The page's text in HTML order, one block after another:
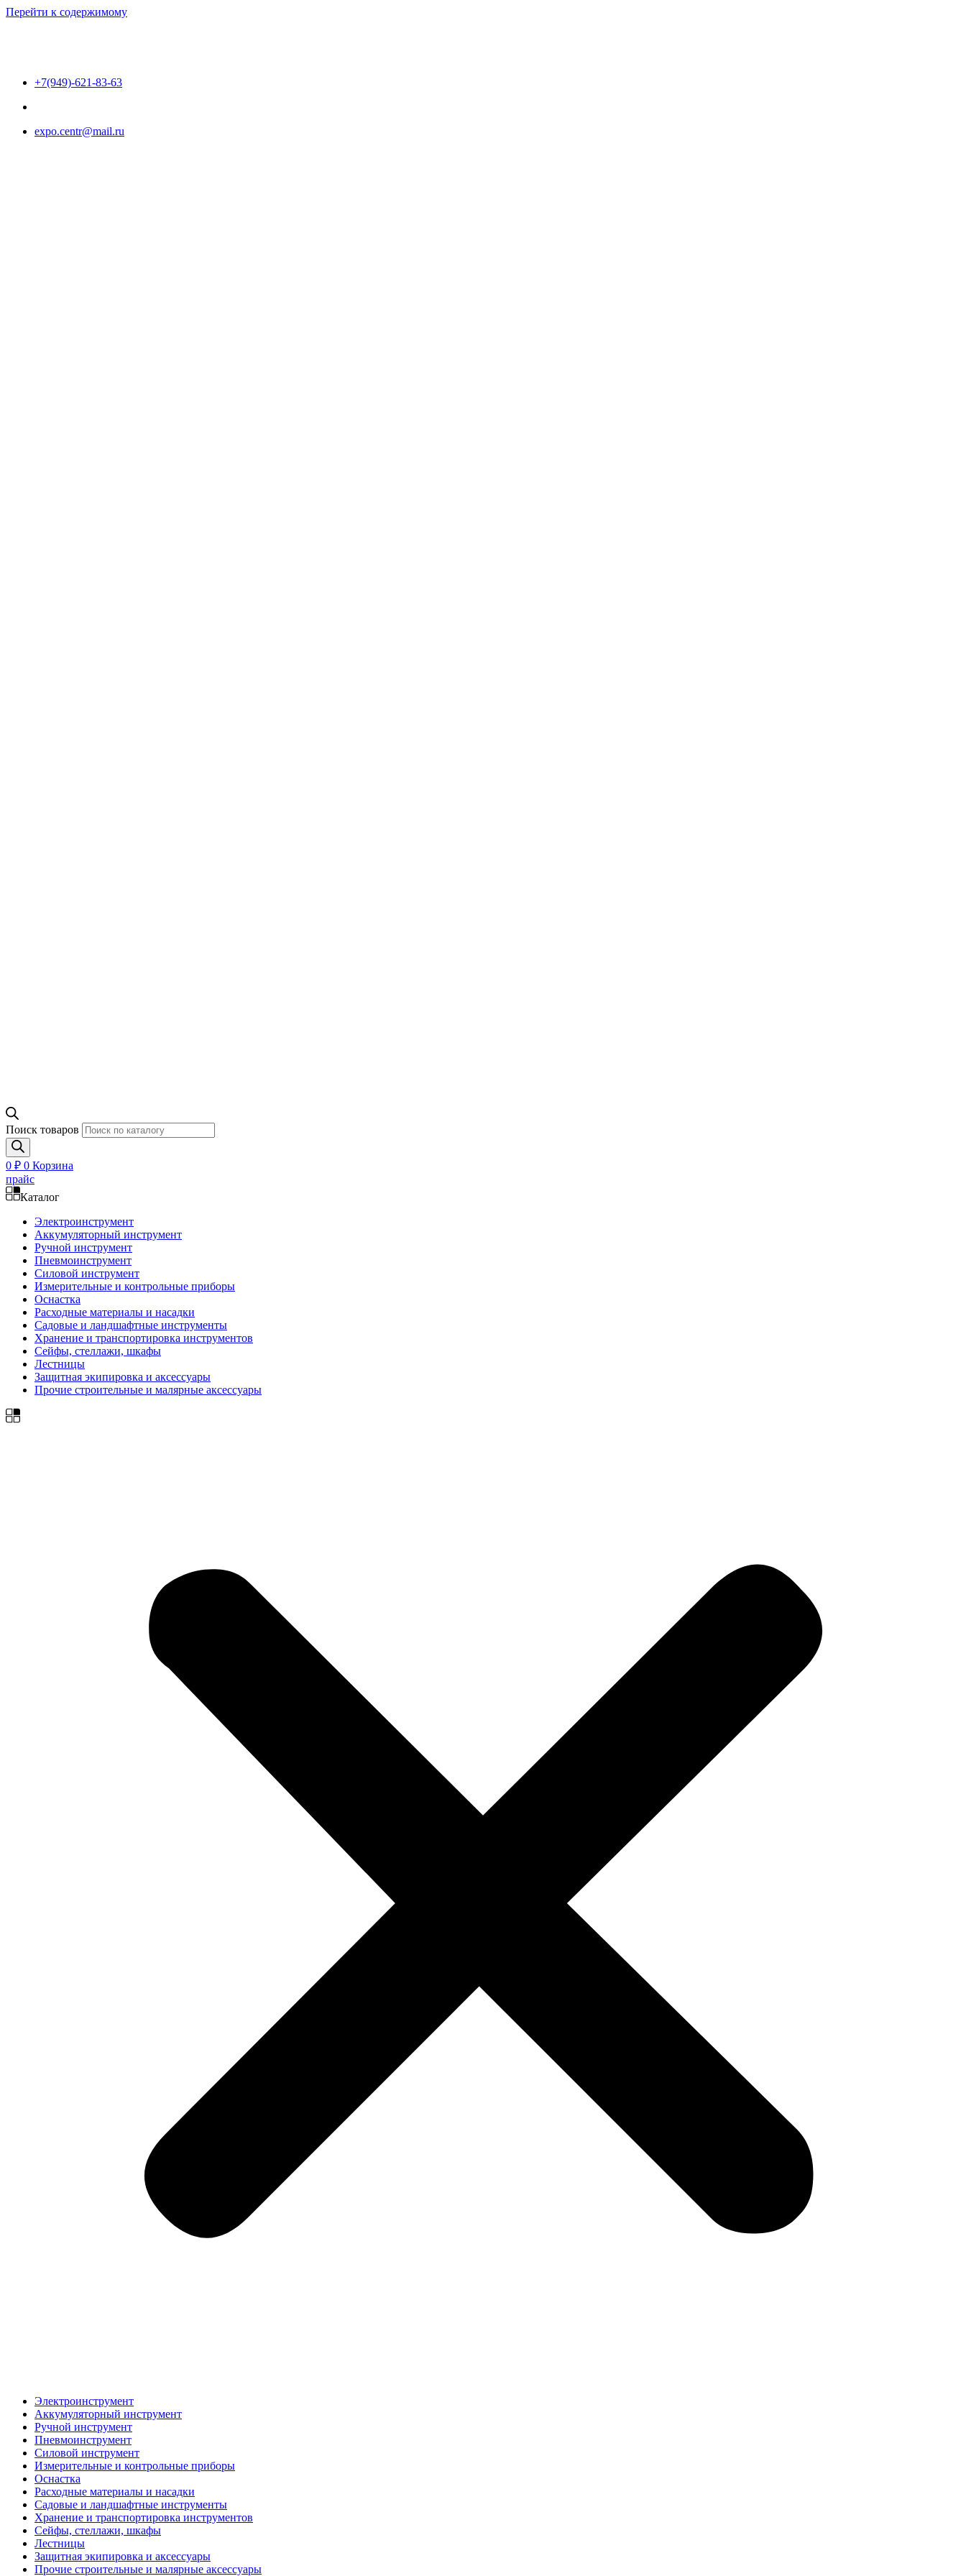
Перейти к содержимому
+7(949)-621-83-63
expo.centr@mail.ru
Поиск товаров
0 ₽ 0 Корзина
прайс
Каталог
Электроинструмент
Аккумуляторный инструмент
Ручной инструмент
Пневмоинструмент
Силовой инструмент
Измерительные и контрольные приборы
Оснастка
Расходные материалы и насадки
Садовые и ландшафтные инструменты
Хранение и транспортировка инструментов
Сейфы, стеллажи, шкафы
Лестницы
Защитная экипировка и аксессуары
Прочие строительные и малярные аксессуары
Электроинструмент
Аккумуляторный инструмент
Ручной инструмент
Пневмоинструмент
Силовой инструмент
Измерительные и контрольные приборы
Оснастка
Расходные материалы и насадки
Садовые и ландшафтные инструменты
Хранение и транспортировка инструментов
Сейфы, стеллажи, шкафы
Лестницы
Защитная экипировка и аксессуары
Прочие строительные и малярные аксессуары